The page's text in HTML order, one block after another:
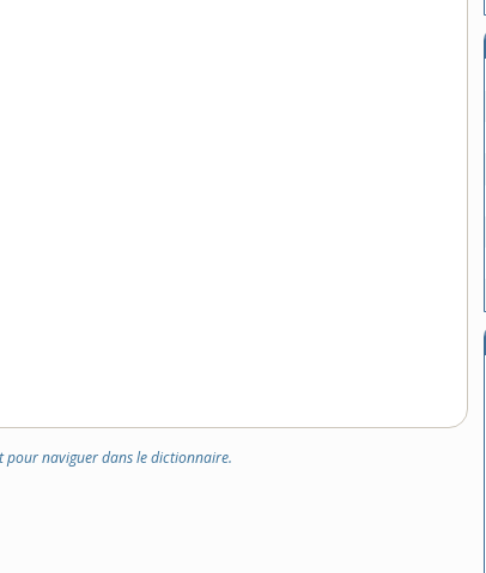
pour naviguer dans le dictionnaire.